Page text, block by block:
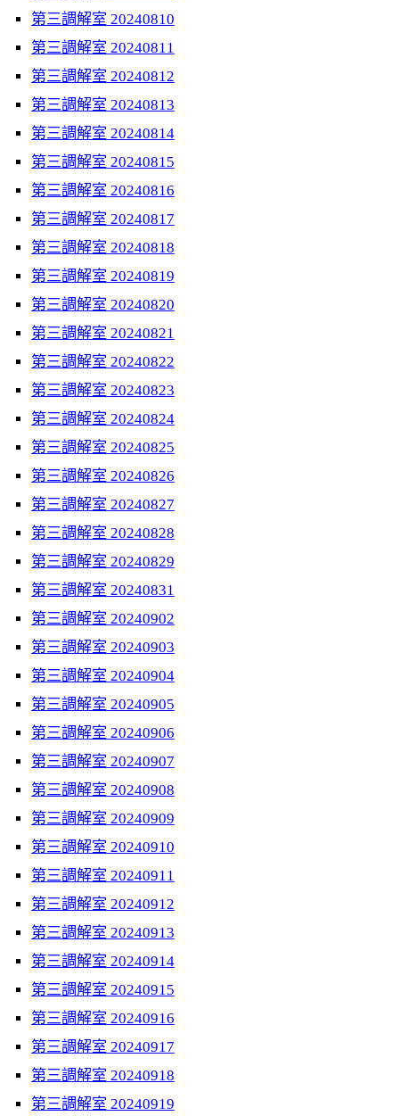
第三調解室 20240810
第三調解室 20240811
第三調解室 20240812
第三調解室 20240813
第三調解室 20240814
第三調解室 20240815
第三調解室 20240816
第三調解室 20240817
第三調解室 20240818
第三調解室 20240819
第三調解室 20240820
第三調解室 20240821
第三調解室 20240822
第三調解室 20240823
第三調解室 20240824
第三調解室 20240825
第三調解室 20240826
第三調解室 20240827
第三調解室 20240828
第三調解室 20240829
第三調解室 20240831
第三調解室 20240902
第三調解室 20240903
第三調解室 20240904
第三調解室 20240905
第三調解室 20240906
第三調解室 20240907
第三調解室 20240908
第三調解室 20240909
第三調解室 20240910
第三調解室 20240911
第三調解室 20240912
第三調解室 20240913
第三調解室 20240914
第三調解室 20240915
第三調解室 20240916
第三調解室 20240917
第三調解室 20240918
第三調解室 20240919